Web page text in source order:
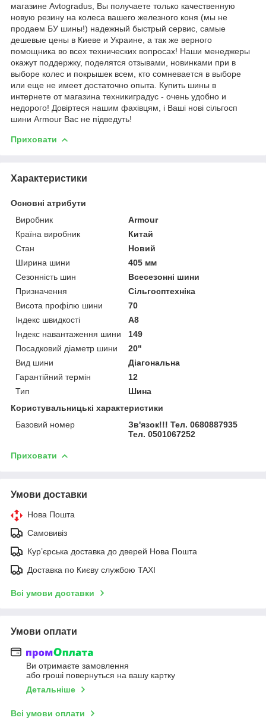
магазине Avtogradus, Вы получаете только качественную
новую резину на колеса вашего железного коня (мы не
продаем БУ шины!) надежный быстрый сервис, самые
дешевые цены в Киеве и Украине, а так же верного
помощника во всех технических вопросах! Наши менеджеры
окажут поддержку, поделятся отзывами, новинками при в
выборе колес и покрышек всем, кто сомневается в выборе
или еще не имеет достаточно опыта. Купить шины в
интернете от магазина техникиградус - очень удобно и
недорого! Довіртеся нашим фахівцям, і Ваші нові сільгосп
шини Armour Вас не підведуть!
Приховати
Характеристики
Основні атрибути
Виробник
Armour
Країна виробник
Китай
Стан
Новий
Ширина шини
405 мм
Сезонність шин
Всесезонні шини
Призначення
Сільгосптехніка
Висота профілю шини
70
Індекс швидкості
A8
Індекс навантаження шини
149
Посадковий діаметр шини
20"
Вид шини
Діагональна
Гарантійний термін
12
Тип
Шина
Користувальницькі характеристики
Базовий номер
Зв'язок!!! Тел. 0680887935
Тел. 0501067252
Приховати
Умови доставки
Нова Пошта
Самовивіз
Курʼєрська доставка до дверей Нова Пошта
Доставка по Києву службою TAXI
Всі умови доставки
Умови оплати
Ви отримаєте замовлення
або гроші повернуться на вашу картку
Детальніше
Всі умови оплати